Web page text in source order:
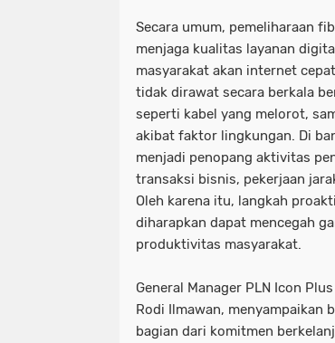
Secara umum, pemeliharaan
menjaga kualitas layanan
masyarakat akan internet
tidak dirawat secara berkala
seperti kabel yang melorot,
akibat faktor lingkungan. Di
menjadi penopang aktivitas
transaksi bisnis, pekerjaan
Oleh karena itu, langkah
diharapkan dapat mencegah
produktivitas masyarakat.
General Manager PLN Icon
Rodi Ilmawan, menyampaikan
bagian dari komitmen